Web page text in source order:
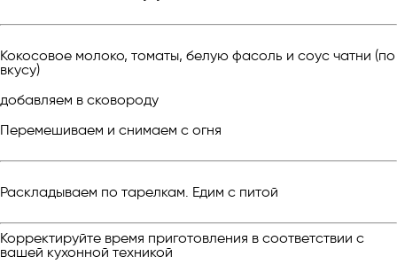
Кокосовое молоко, томаты, белую фасоль и соус чатни (по
вкусу)
добавляем в сковороду
Перемешиваем и снимаем с огня
Раскладываем по тарелкам. Едим с питой
Корректируйте время приготовления в соответствии с
вашей кухонной техникой